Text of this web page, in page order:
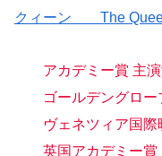
クィーン The
アカデミー賞 主演
ゴールデングロー
ヴェネツィア国際
英国アカデミー賞